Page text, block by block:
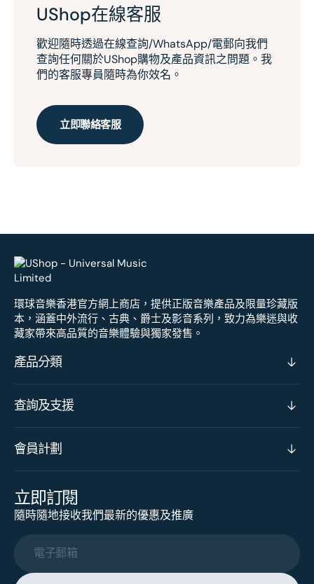
UShop在線客服
歡迎隨時透過在線查詢/WhatsApp/電郵向我們
查詢任何關於UShop購物及產品資訊之問題。我
們的客服專員隨時為你效名。
立即聯絡客服
環球音樂香港官方網上商店，提供正版音樂產品及限量珍藏版
本，涵蓋中外流行、古典、爵士及影音系列，致力為樂迷與收
藏家帶來高品質的音樂體驗與獨家發售。
產品分類
查詢及支援
會員計劃
立即訂閱
隨時隨地接收我們最新的優惠及推廣
電子郵箱